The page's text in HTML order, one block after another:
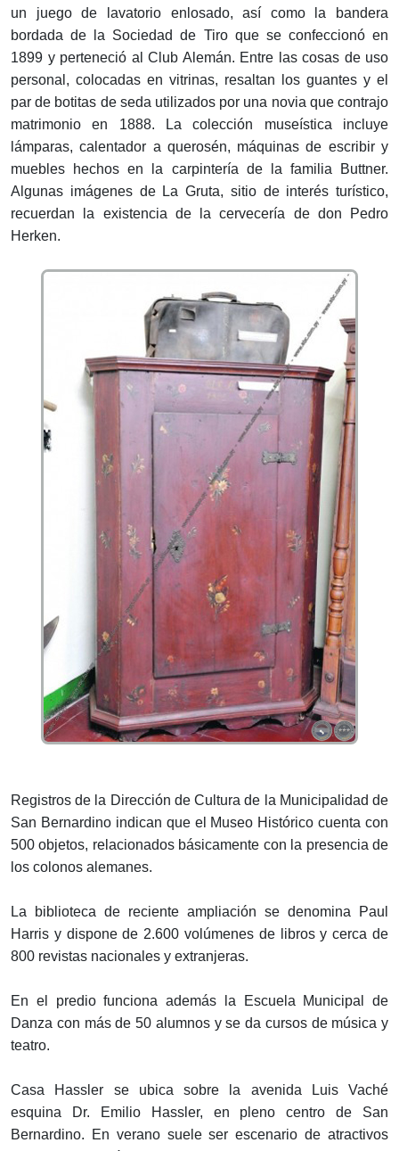
un juego de lavatorio enlosado, así como la bandera
bordada de la Sociedad de Tiro que se confeccionó en
1899 y perteneció al Club Alemán. Entre las cosas de uso
personal, colocadas en vitrinas, resaltan los guantes y el
par de botitas de seda utilizados por una novia que contrajo
matrimonio en 1888. La colección museística incluye
lámparas, calentador a querosén, máquinas de escribir y
muebles hechos en la carpintería de la familia Buttner.
Algunas imágenes de La Gruta, sitio de interés turístico,
recuerdan la existencia de la cervecería de don Pedro
Herken.
Registros de la Dirección de Cultura de la Municipalidad de
San Bernardino indican que el Museo Histórico cuenta con
500 objetos, relacionados básicamente con la presencia de
los colonos alemanes.
La biblioteca de reciente ampliación se denomina Paul
Harris y dispone de 2.600 volúmenes de libros y cerca de
800 revistas nacionales y extranjeras.
En el predio funciona además la Escuela Municipal de
Danza con más de 50 alumnos y se da cursos de música y
teatro.
Casa Hassler se ubica sobre la avenida Luis Vaché
esquina Dr. Emilio Hassler, en pleno centro de San
Bernardino. En verano suele ser escenario de atractivos